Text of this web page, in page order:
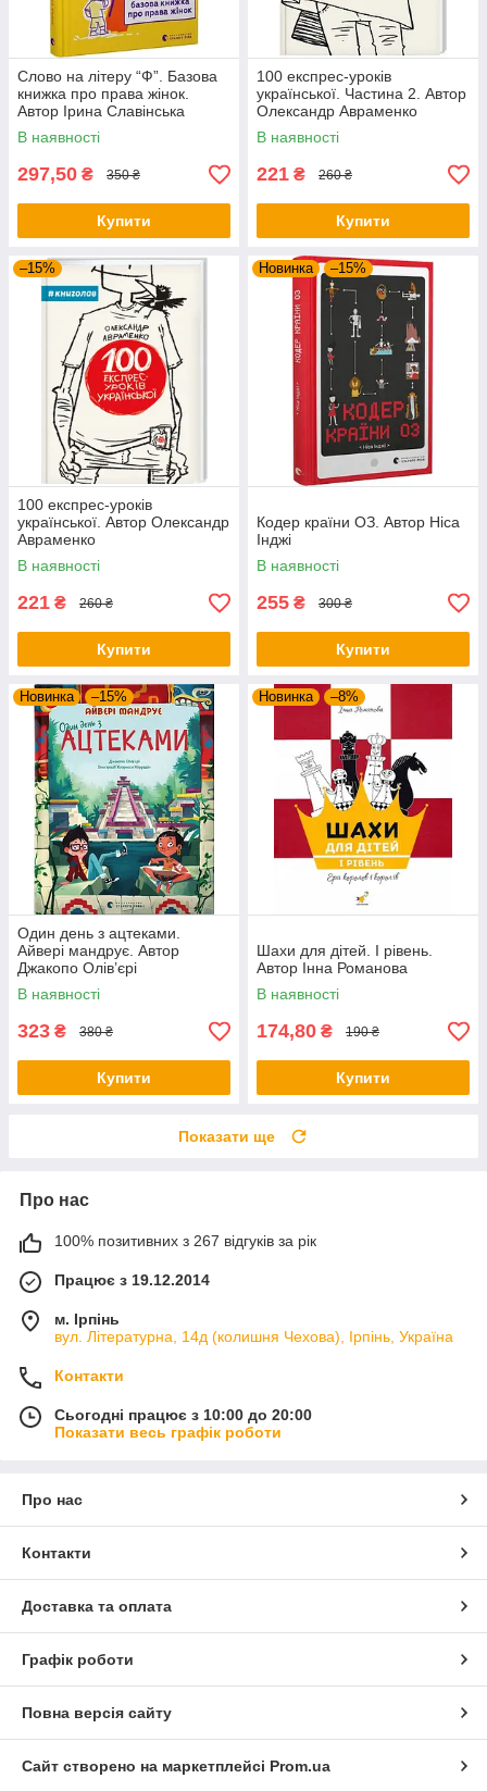
Слово на літеру “Ф”. Базова
книжка про права жінок.
Автор Ірина Славінська
В наявності
297,50 ₴ 350 ₴
Купити
100 експрес-уроків
української. Частина 2. Автор
Олександр Авраменко
В наявності
221 ₴ 260 ₴
Купити
–15%
100 експрес-уроків
української. Автор Олександр
Авраменко
В наявності
221 ₴ 260 ₴
Купити
Новинка –15%
Кодер країни ОЗ. Автор Ніса
Інджі
В наявності
255 ₴ 300 ₴
Купити
Новинка –15%
Один день з ацтеками.
Айвері мандрує. Автор
Джакопо Олів’єрі
В наявності
323 ₴ 380 ₴
Купити
Новинка –8%
Шахи для дітей. І рівень.
Автор Інна Романова
В наявності
174,80 ₴ 190 ₴
Купити
Показати ще
Про нас
100% позитивних з 267 відгуків за рік
Працює з 19.12.2014
м. Ірпінь
вул. Літературна, 14д (колишня Чехова), Ірпінь, Україна
Контакти
Сьогодні працює з 10:00 до 20:00
Показати весь графік роботи
Про нас
Контакти
Доставка та оплата
Графік роботи
Повна версія сайту
Сайт створено на маркетплейсі Prom.ua